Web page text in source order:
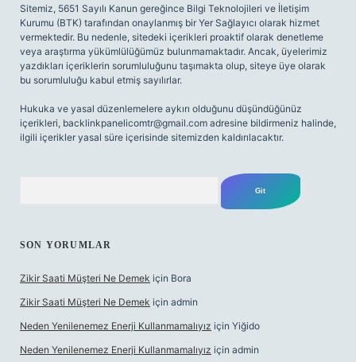
Sitemiz, 5651 Sayılı Kanun gereğince Bilgi Teknolojileri ve İletişim
Kurumu (BTK) tarafından onaylanmış bir Yer Sağlayıcı olarak hizmet
vermektedir. Bu nedenle, sitedeki içerikleri proaktif olarak denetleme
veya araştırma yükümlülüğümüz bulunmamaktadır. Ancak, üyelerimiz
yazdıkları içeriklerin sorumluluğunu taşımakta olup, siteye üye olarak
bu sorumluluğu kabul etmiş sayılırlar.
Hukuka ve yasal düzenlemelere aykırı olduğunu düşündüğünüz
içerikleri, backlinkpanelicomtr@gmail.com adresine bildirmeniz halinde,
ilgili içerikler yasal süre içerisinde sitemizden kaldırılacaktır.
SON YORUMLAR
Zikir Saati Müşteri Ne Demek için Bora
Zikir Saati Müşteri Ne Demek için admin
Neden Yenilenemez Enerji Kullanmamalıyız için Yiğido
Neden Yenilenemez Enerji Kullanmamalıyız için admin